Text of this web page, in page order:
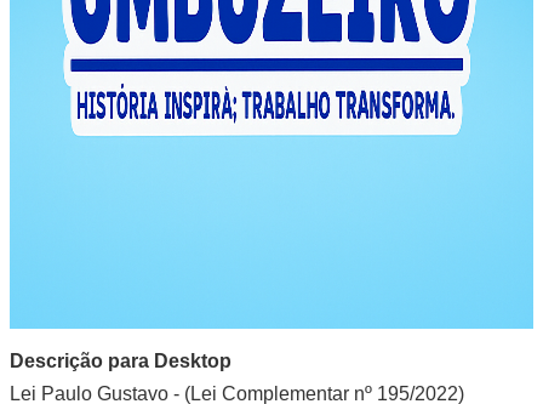
Descrição para Desktop
Lei Paulo Gustavo - (Lei Complementar nº 195/2022)